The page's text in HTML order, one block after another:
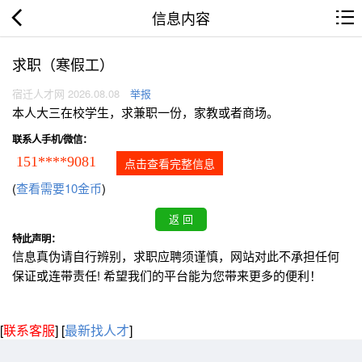
信息内容
求职（寒假工）
宿迁人才网 2026.08.08 举报
本人大三在校学生，求兼职一份，家教或者商场。
联系人手机/微信：
151****9081 点击查看完整信息
(查看需要10金币)
特此声明：
信息真伪请自行辨别，求职应聘须谨慎，网站对此不承担任何
保证或连带责任! 希望我们的平台能为您带来更多的便利！
[联系客服] [最新找人才]